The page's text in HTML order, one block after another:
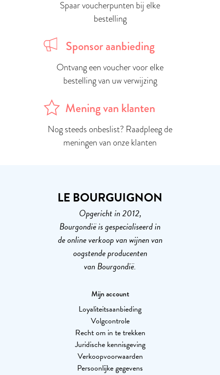
Spaar voucherpunten bij elke
bestelling
Sponsor aanbieding
Ontvang een voucher voor elke
bestelling van uw verwijzing
Mening van klanten
Nog steeds onbeslist? Raadpleeg de
meningen van onze klanten
LE BOURGUIGNON
Opgericht in 2012,
Bourgondië is gespecialiseerd in
de online verkoop van wijnen van
oogstende producenten
van Bourgondië.
Mijn account
Loyaliteitsaanbieding
Volgcontrole
Recht om in te trekken
Juridische kennisgeving
Verkoopvoorwaarden
Persoonlijke gegevens